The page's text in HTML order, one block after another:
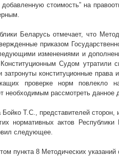
стоимость” на
Беларусь отмечает, что
приказом
изменениями и
Судом
затронуты конституционные
проверке норм повлекло
необходимым рассмотреть данное
Т.С., представителей
нормативных актов
следующее.
пункта 8 Методических указаний